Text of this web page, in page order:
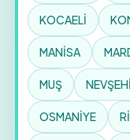
KOCAELİ
MANİSA
MUŞ
OSMANİYE